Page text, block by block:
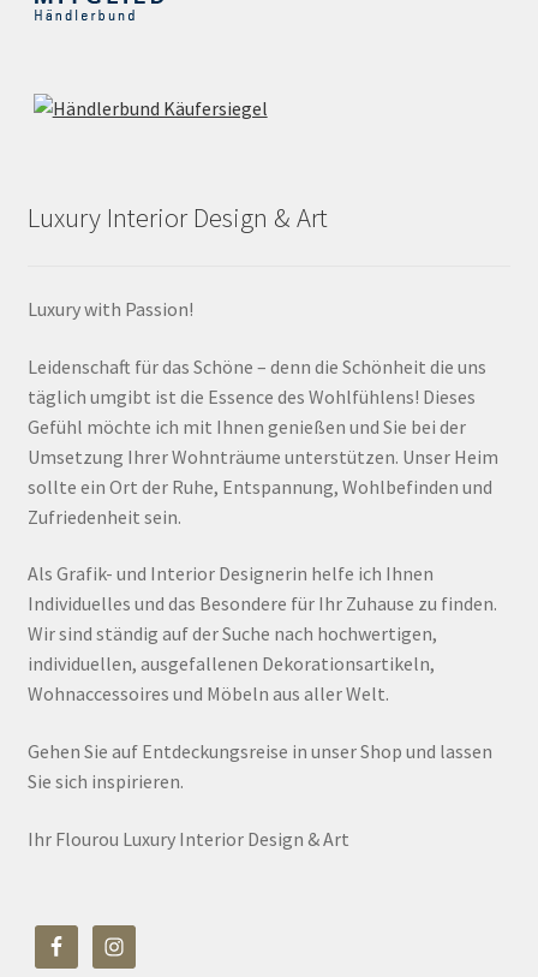
Luxury Interior Design & Art
Luxury with Passion!
Leidenschaft für das Schöne – denn die Schönheit die uns
täglich umgibt ist die Essence des Wohlfühlens! Dieses
Gefühl möchte ich mit Ihnen genießen und Sie bei der
Umsetzung Ihrer Wohnträume unterstützen. Unser Heim
sollte ein Ort der Ruhe, Entspannung, Wohlbefinden und
Zufriedenheit sein.
Als Grafik- und Interior Designerin helfe ich Ihnen
Individuelles und das Besondere für Ihr Zuhause zu finden.
Wir sind ständig auf der Suche nach hochwertigen,
individuellen, ausgefallenen Dekorationsartikeln,
Wohnaccessoires und Möbeln aus aller Welt.
Gehen Sie auf Entdeckungsreise in unser Shop und lassen
Sie sich inspirieren.
Ihr Flourou Luxury Interior Design & Art